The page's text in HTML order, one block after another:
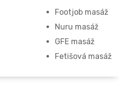
Footjob masáž
Nuru masáž
GFE masáž
Fetišová masáž